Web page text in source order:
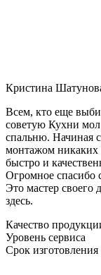
Кристина
Всем, кто еще
советую Кухни
спальню. Начиная
монтажом никаких
быстро и
Огромное спасибо
Это мастер своего
здесь.
Качество
Уровень сервиса
Срок изготовления